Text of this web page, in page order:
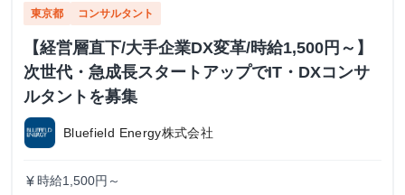
東京都 コンサルタント
【経営層直下/大手企業DX変革/時給1,500円～】
次世代・急成長スタートアップでIT・DXコンサ
ルタントを募集
Bluefield Energy株式会社
currency_yen 時給1,500円～